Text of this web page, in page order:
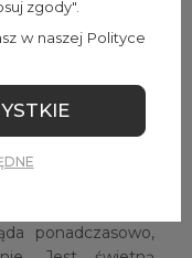
uroczych mini
połyskującej
W związku z
sukces okaże
ponadczasowo,
zgody"
w naszej Polityce